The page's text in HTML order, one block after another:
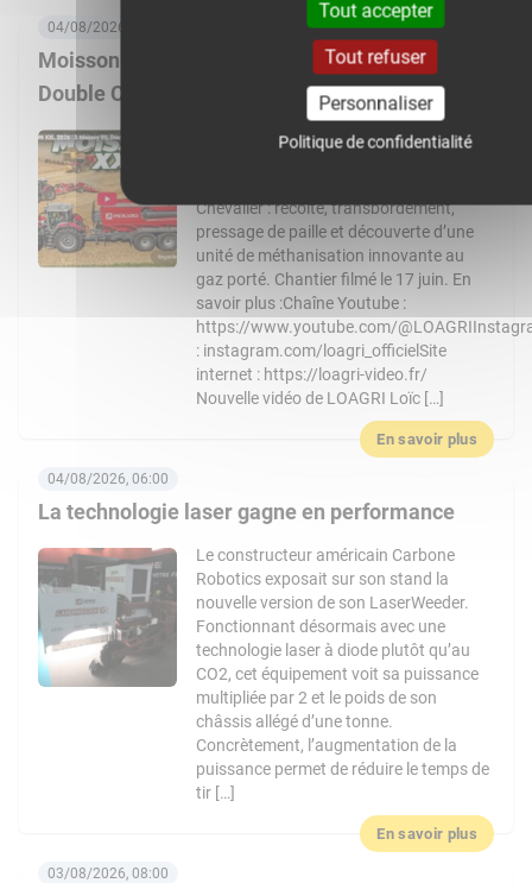
Moisson XXL 2026 : 3 Massey Ferguson 9S,
Double CR… Un chantier de folie !
04/08/2026, 08:00
Nouvelle vidéo de LOAGRI Loïc vous
Chevalier : récolte, transbordement,
pressage de paille et découverte d’une
unité de méthanisation innovante au
gaz porté. Chantier filmé le 17 juin. En
savoir plus :Chaîne Youtube :
https://www.youtube.com/
: instagram.com/loagri_officielSite
internet : https://loagri-video.fr/
Nouvelle vidéo de LOAGRI Loïc […]
En savoir plus
La technologie laser gagne en performance
04/08/2026, 06:00
Le constructeur américain Carbone
Robotics exposait sur son stand la
nouvelle version de son LaserWeeder.
Fonctionnant désormais avec une
technologie laser à diode plutôt qu’au
CO2, cet équipement voit sa puissance
multipliée par 2 et le poids de son
châssis allégé d’une tonne.
Concrètement, l’augmentation de la
puissance permet de réduire le temps de
tir […]
En savoir plus
03/08/2026, 08:00
Tout accepter
Tout refuser
Personnaliser
Politique de confidentialité